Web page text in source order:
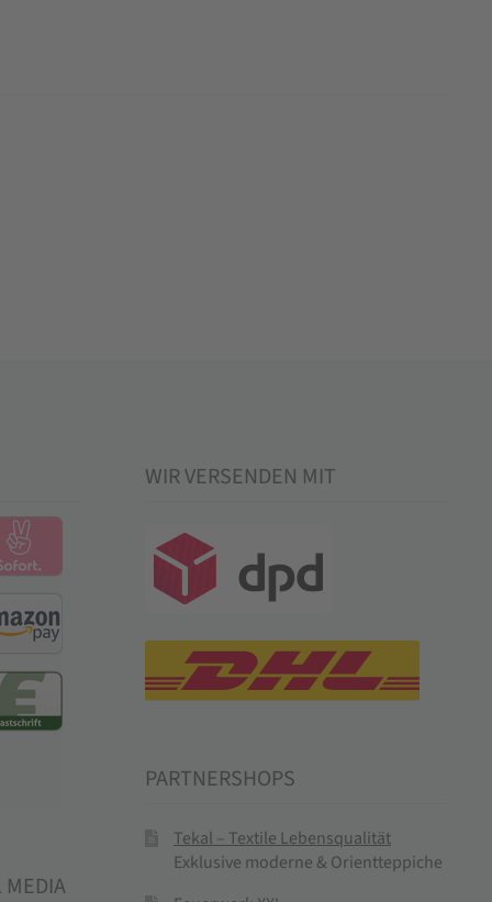
MEDIA
WIR VERSENDEN MIT
PARTNERSHOPS
Tekal – Textile Lebensqualität
Exklusive moderne & Orientteppiche